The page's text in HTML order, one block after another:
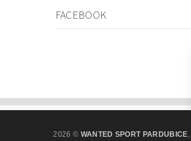
FACEBOOK
2026 © WANTED SPORT PARDUBICE